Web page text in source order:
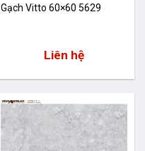
Gạch Vitto 60×60 5629
Liên hệ